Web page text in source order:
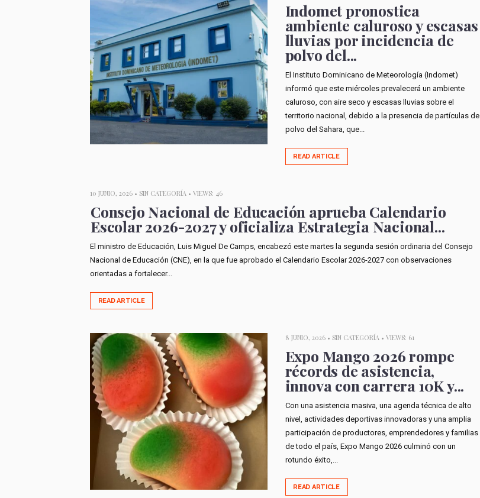
Indomet pronostica
ambiente caluroso y escasas
lluvias por incidencia de
polvo del...
El Instituto Dominicano de Meteorología (Indomet)
informó que este miércoles prevalecerá un ambiente
caluroso, con aire seco y escasas lluvias sobre el
territorio nacional, debido a la presencia de partículas de
polvo del Sahara, que...
READ ARTICLE
10 JUNIO, 2026 • SIN CATEGORÍA • VIEWS: 46
Consejo Nacional de Educación aprueba Calendario
Escolar 2026-2027 y oficializa Estrategia Nacional...
El ministro de Educación, Luis Miguel De Camps, encabezó este martes la segunda sesión ordinaria del Consejo
Nacional de Educación (CNE), en la que fue aprobado el Calendario Escolar 2026-2027 con observaciones
orientadas a fortalecer...
READ ARTICLE
8 JUNIO, 2026 • SIN CATEGORÍA• VIEWS: 61
Expo Mango 2026 rompe
récords de asistencia,
innova con carrera 10K y...
Con una asistencia masiva, una agenda técnica de alto
nivel, actividades deportivas innovadoras y una amplia
participación de productores, emprendedores y familias
de todo el país, Expo Mango 2026 culminó con un
rotundo éxito,...
READ ARTICLE